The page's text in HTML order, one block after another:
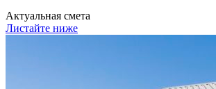
Актуальная смета
Листайте ниже